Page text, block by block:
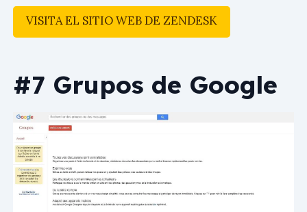
VISITA EL SITIO WEB DE ZENDESK
#7 Grupos de Google